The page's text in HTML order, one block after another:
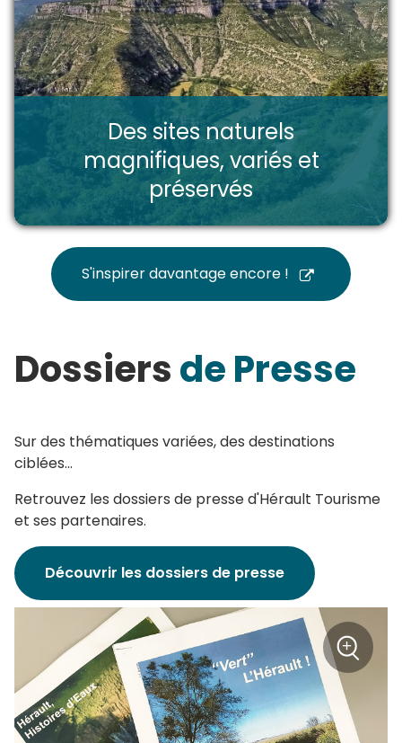
Des sites naturels
magnifiques, variés et
préservés
S'inspirer davantage encore !
Dossiersde Presse
Sur des thématiques variées, des destinations
ciblées...
Retrouvez les dossiers de presse d'Hérault Tourisme
et ses partenaires.
Découvrir les dossiers de presse
Zoom
+